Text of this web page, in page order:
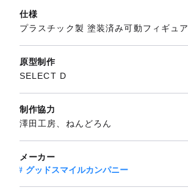
仕様
プラスチック製 塗装済み可動フィギュア
原型制作
SELECT D
制作協力
澤田工房、ねんどろん
メーカー
グッドスマイルカンパニー